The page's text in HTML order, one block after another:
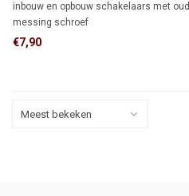
inbouw en opbouw schakelaars met oud
messing schroef
€7,90
Meest bekeken